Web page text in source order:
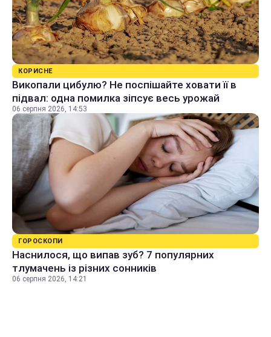
КОРИСНЕ
Викопали цибулю? Не поспішайте ховати її в
підвал: одна помилка зіпсує весь урожай
06 серпня 2026, 14:53
ГОРОСКОПИ
Наснилося, що випав зуб? 7 популярних
тлумачень із різних сонників
06 серпня 2026, 14:21